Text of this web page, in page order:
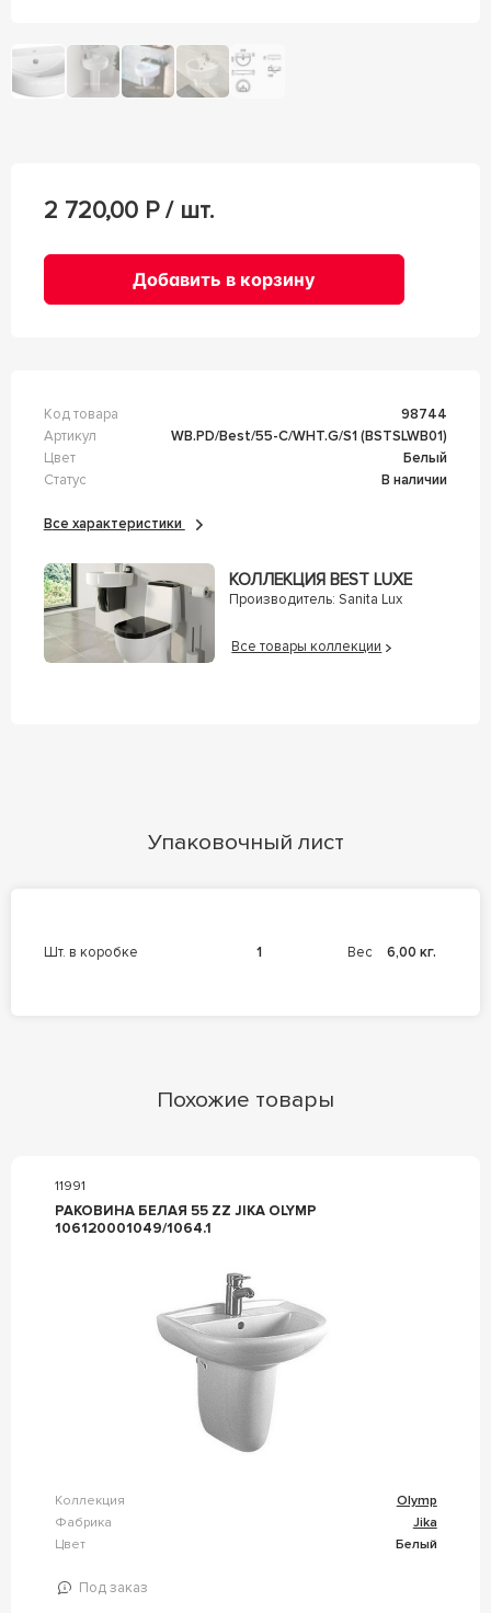
2 720,00 Р / шт.
Добавить в корзину
Код товара
98744
Артикул
WB.PD/Best/55-C/WHT.G/S1 (BSTSLWB01)
Цвет
Белый
Статус
В наличии
Все характеристики
КОЛЛЕКЦИЯ BEST LUXE
Производитель: Sanita Lux
Все товары коллекции
Упаковочный лист
шт. в коробке 1 Вес 6,00 кг.
Похожие товары
11991
РАКОВИНА БЕЛАЯ 55 ZZ JIKA OLYMP
106120001049/1064.1
Коллекция
Olymp
Фабрика
Jika
Цвет
Белый
Под заказ